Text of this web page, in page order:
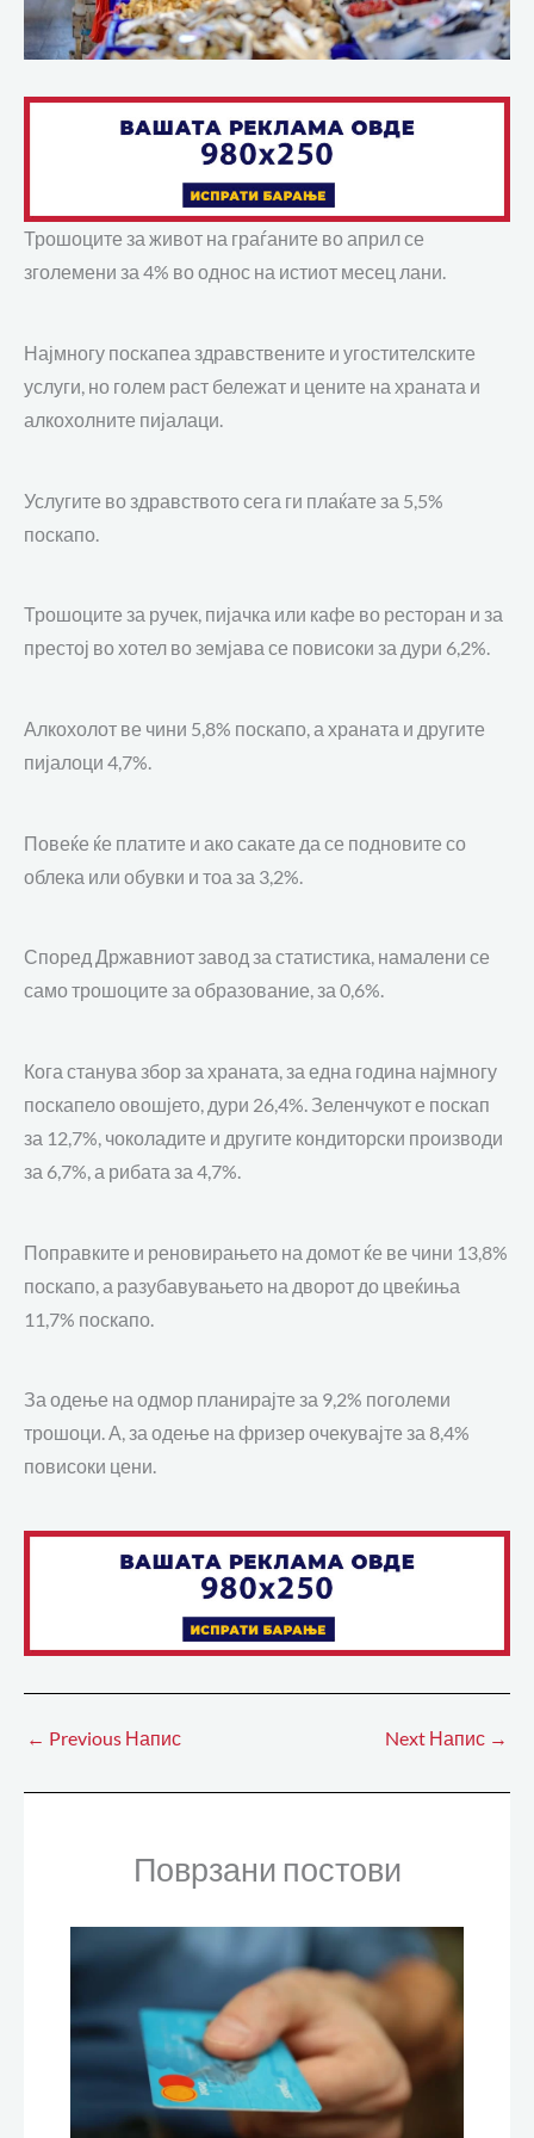
Трошоците за живот на граѓаните во април се
зголемени за 4% во однос на истиот месец лани.
Најмногу поскапеа здравствените и угостителските
услуги, но голем раст бележат и цените на храната и
алкохолните пијалаци.
Услугите во здравството сега ги плаќате за 5,5%
поскапо.
Трошоците за ручек, пијачка или кафе во ресторан и за
престој во хотел во земјава се повисоки за дури 6,2%.
Алкохолот ве чини 5,8% поскапо, а храната и другите
пијалоци 4,7%.
Повеќе ќе платите и ако сакате да се подновите со
облека или обувки и тоа за 3,2%.
Според Државниот завод за статистика, намалени се
само трошоците за образование, за 0,6%.
Кога станува збор за храната, за една година најмногу
поскапело овошјето, дури 26,4%. Зеленчукот е поскап
за 12,7%, чоколадите и другите кондиторски производи
за 6,7%, а рибата за 4,7%.
Поправките и реновирањето на домот ќе ве чини 13,8%
поскапо, а разубавувањето на дворот до цвеќиња
11,7% поскапо.
За одење на одмор планирајте за 9,2% поголеми
трошоци. А, за одење на фризер очекувајте за 8,4%
повисоки цени.
← Previous Напис Next Напис →
Поврзани постови